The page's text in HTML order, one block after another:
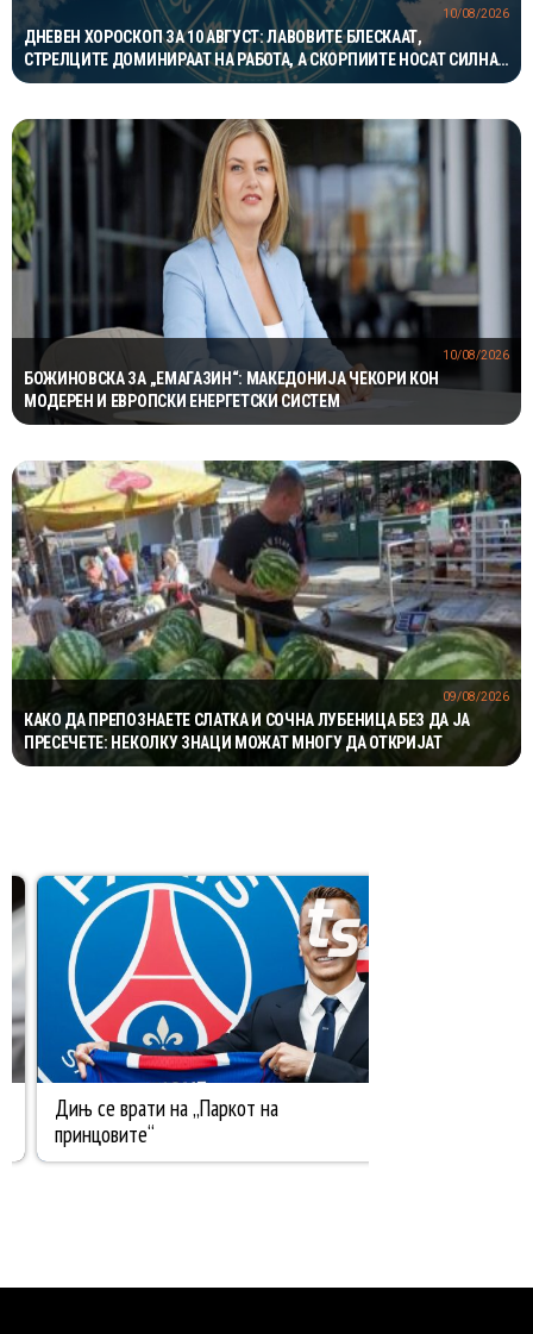
ДНЕВЕН ХОРОСКОП ЗА 10 АВГУСТ: ЛАВОВИТЕ БЛЕСКААТ,
СТРЕЛЦИТЕ ДОМИНИРААТ НА РАБОТА, А СКОРПИИТЕ НОСАТ СИЛНА
ЉУБОВНА ЕНЕРГИЈА
10/08/2026
БОЖИНОВСКА ЗА „ЕМАГАЗИН“: МАКЕДОНИЈА ЧЕКОРИ КОН
МОДЕРЕН И ЕВРОПСКИ ЕНЕРГЕТСКИ СИСТЕМ
10/08/2026
КАКО ДА ПРЕПОЗНАЕТЕ СЛАТКА И СОЧНА ЛУБЕНИЦА БЕЗ ДА ЈА
ПРЕСЕЧЕТЕ: НЕКОЛКУ ЗНАЦИ МОЖАТ МНОГУ ДА ОТКРИЈАТ
09/08/2026